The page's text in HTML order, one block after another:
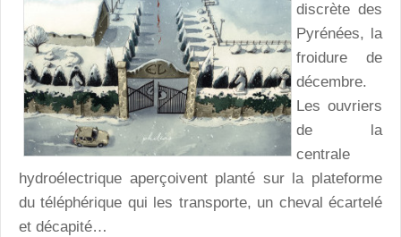
discrète des
Pyrénées, la
froidure de
décembre.
Les ouvriers
de la
centrale
hydroélectrique aperçoivent planté sur la plateforme
du téléphérique qui les transporte, un cheval écartelé
et décapité…